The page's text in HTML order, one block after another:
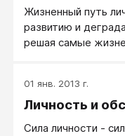
Жизненный путь
развитию и
решая самые
устраиваться на
01 янв. 2013 г.
Личность и
Сила личности -